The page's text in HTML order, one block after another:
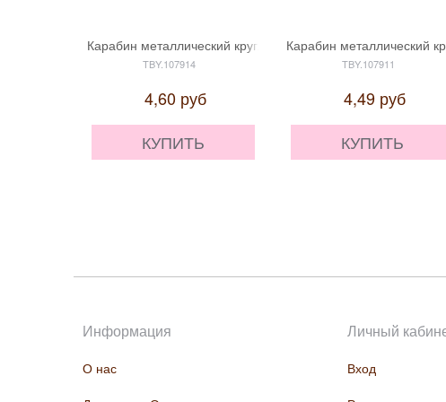
Карабин металлический круглый Ø35 мм (внутр. 25мм)
TBY.107914
4,60 руб
КУПИТЬ
Карабин металлический
TBY.107911
4,49 руб
КУПИТЬ
Информация
О нас
Личный
Вход